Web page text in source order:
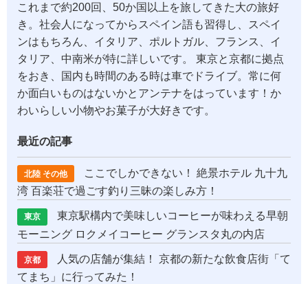
これまで約200回、50か国以上を旅してきた大の旅好
き。社会人になってからスペイン語も習得し、スペイ
ンはもちろん、イタリア、ポルトガル、フランス、イ
タリア、中南米が特に詳しいです。 東京と京都に拠点
をおき、国内も時間のある時は車でドライブ。常に何
か面白いものはないかとアンテナをはっています！か
わいらしい小物やお菓子が大好きです。
最近の記事
北陸 その他
ここでしかできない！ 絶景ホテル 九十九
湾 百楽荘で過ごす釣り三昧の楽しみ方！
東京
東京駅構内で美味しいコーヒーが味わえる早朝
モーニング ロクメイコーヒー グランスタ丸の内店
京都
人気の店舗が集結！ 京都の新たな飲食店街「て
てまち」に行ってみた！